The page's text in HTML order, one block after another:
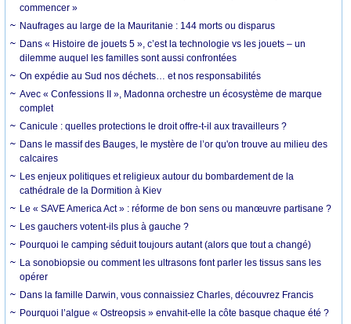
commencer »
Naufrages au large de la Mauritanie : 144 morts ou disparus
Dans « Histoire de jouets 5 », c’est la technologie vs les jouets – un
dilemme auquel les familles sont aussi confrontées
On expédie au Sud nos déchets… et nos responsabilités
Avec « Confessions II », Madonna orchestre un écosystème de marque
complet
Canicule : quelles protections le droit offre-t-il aux travailleurs ?
Dans le massif des Bauges, le mystère de l’or qu'on trouve au milieu des
calcaires
Les enjeux politiques et religieux autour du bombardement de la
cathédrale de la Dormition à Kiev
Le « SAVE America Act » : réforme de bon sens ou manœuvre partisane ?
Les gauchers votent-ils plus à gauche ?
Pourquoi le camping séduit toujours autant (alors que tout a changé)
La sonobiopsie ou comment les ultrasons font parler les tissus sans les
opérer
Dans la famille Darwin, vous connaissiez Charles, découvrez Francis
Pourquoi l’algue « Ostreopsis » envahit-elle la côte basque chaque été ?